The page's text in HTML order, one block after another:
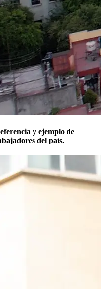
y ejemplo de
del país.